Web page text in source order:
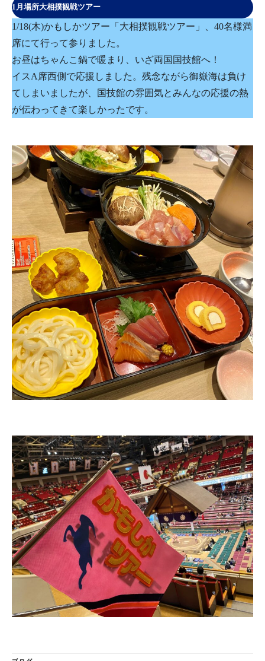
1月場所大相撲観戦ツアー
1/18(木)かもしかツアー「大相撲観戦ツアー」、40名様満
席にて行って参りました。
お昼はちゃんこ鍋で暖まり、いざ両国国技館へ！
イスA席西側で応援しました。残念ながら御嶽海は負け
てしまいましたが、国技館の雰囲気とみんなの応援の熱
が伝わってきて楽しかったです。